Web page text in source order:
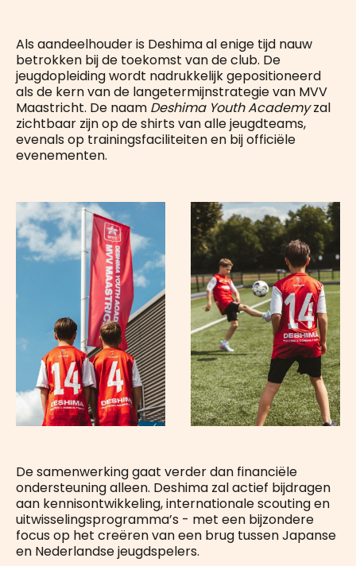
Als aandeelhouder is Deshima al enige tijd nauw
betrokken bij de toekomst van de club. De
jeugdopleiding wordt nadrukkelijk gepositioneerd
als de kern van de langetermijnstrategie van MVV
Maastricht. De naam Deshima Youth Academyzal
zichtbaar zijn op de shirts van alle jeugdteams,
evenals op trainingsfaciliteiten en bij officiële
evenementen.
De samenwerking gaat verder dan financiële
ondersteuning alleen. Deshima zal actief bijdragen
aan kennisontwikkeling, internationale scouting en
uitwisselingsprogramma’s - met een bijzondere
focus op het creëren van een brug tussen Japanse
en Nederlandse jeugdspelers.